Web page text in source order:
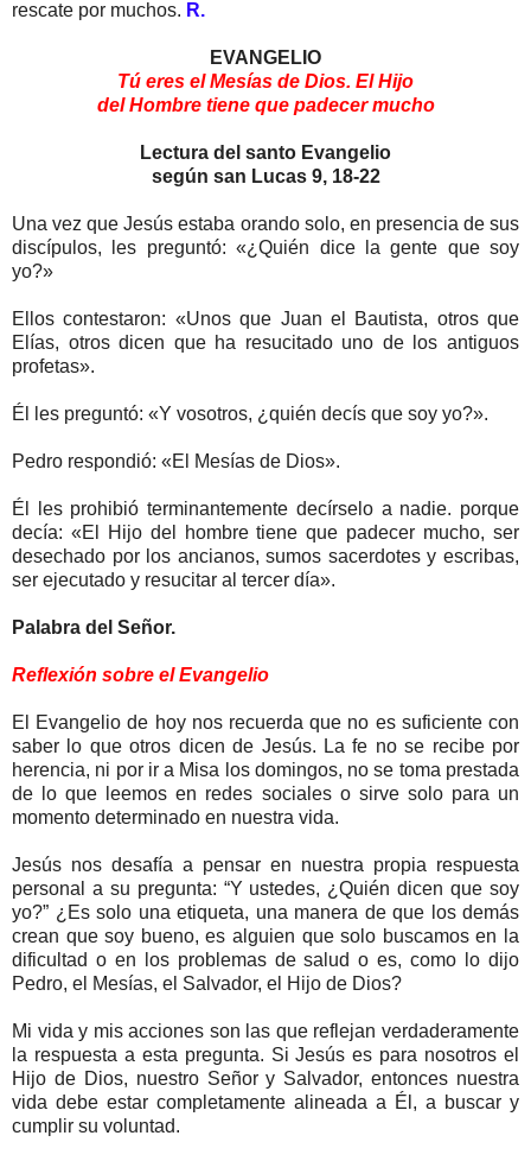
rescate por muchos. R.
EVANGELIO
Tú eres el Mesías de Dios. El Hijo
delHombre tiene que padecer mucho
Lectura del santo Evangelio
según san Lucas 9, 18-22
Una vez que Jesús estaba orando solo, en presencia de sus
discípulos, les preguntó: «¿Quién dice la gente que soy
yo?»
Ellos contestaron: «Unos que Juan el Bautista, otros que
Elías, otros dicen que ha resucitado uno de los antiguos
profetas».
Él les preguntó: «Y vosotros, ¿quién decís que soy yo?».
Pedro respondió: «El Mesías de Dios».
Él les prohibió terminantemente decírselo a nadie. porque
decía: «El Hijo del hombre tiene que padecer mucho, ser
desechado por los ancianos, sumos sacerdotes y escribas,
ser ejecutado y resucitar al tercer día».
Palabra del Señor.
Reflexión sobre el Evangelio
El Evangelio de hoy nos recuerda que no es suficiente con
saber lo que otros dicen de Jesús. La fe no se recibe por
herencia, ni por ir a Misa los domingos, no se toma prestada
de lo que leemos en redes sociales o sirve solo para un
momento determinado en nuestra vida.
Jesús nos desafía a pensar en nuestra propia respuesta
personal a su pregunta: “Y ustedes, ¿Quién dicen que soy
yo?” ¿Es solo una etiqueta, una manera de que los demás
crean que soy bueno, es alguien que solo buscamos en la
dificultad o en los problemas de salud o es, como lo dijo
Pedro, el Mesías, el Salvador, el Hijo de Dios?
Mi vida y mis acciones son las que reflejan verdaderamente
la respuesta a esta pregunta. Si Jesús es para nosotros el
Hijo de Dios, nuestro Señor y Salvador, entonces nuestra
vida debe estar completamente alineada a Él, a buscar y
cumplir su voluntad.